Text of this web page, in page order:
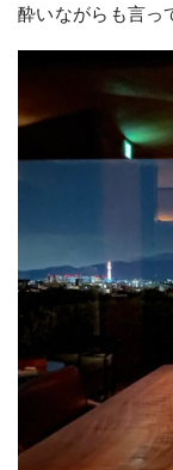
酔いながらも言っ